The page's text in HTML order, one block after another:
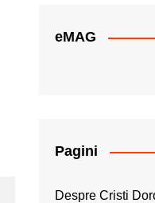
eMAG
Pagini
Despre Cristi